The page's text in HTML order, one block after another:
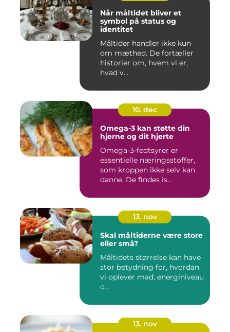
Når måltidet bliver et
symbol på status og
identitet
Måltider handler ikke kun
om mæthed. De fortæller
historier om, hvem vi er,
hvad v...
10. dec
Omega-3 kan støtte din
hjerne og dit hjerte
Omega-3-fedtsyrer er
essentielle næringsstoffer,
som kroppen ikke selv kan
danne. De findes is...
13. nov
Skal måltiderne være store
eller små?
Måltidets størrelse kan have
stor betydning for, hvordan
vi oplever mad, energiniveau
o...
13. nov